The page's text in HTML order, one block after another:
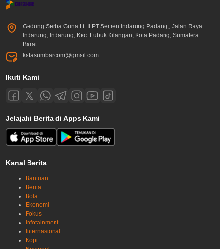
Gedung Serba Guna Lt. II PT.Semen Indarung Padang,, Jalan Raya
Indarung, Indarung, Kec. Lubuk Kilangan, Kota Padang, Sumatera
Barat
katasumbarcom@gmail.com
Ikuti Kami
Jelajahi Berita di Apps Kami
Kanal Berita
Bantuan
Berita
Bola
Ekonomi
Fokus
Infotainment
Internasional
Kopi